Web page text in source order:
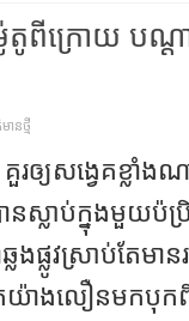
ក្រោយ បណ្តា
ានថ្មី
រឲ្យសង្វេគខ្លាំ
នស្លាប់ក្នុងមួយប៉
លងផ្លូវស្រាប់តែ
កយ៉ាងលឿនមកបុ